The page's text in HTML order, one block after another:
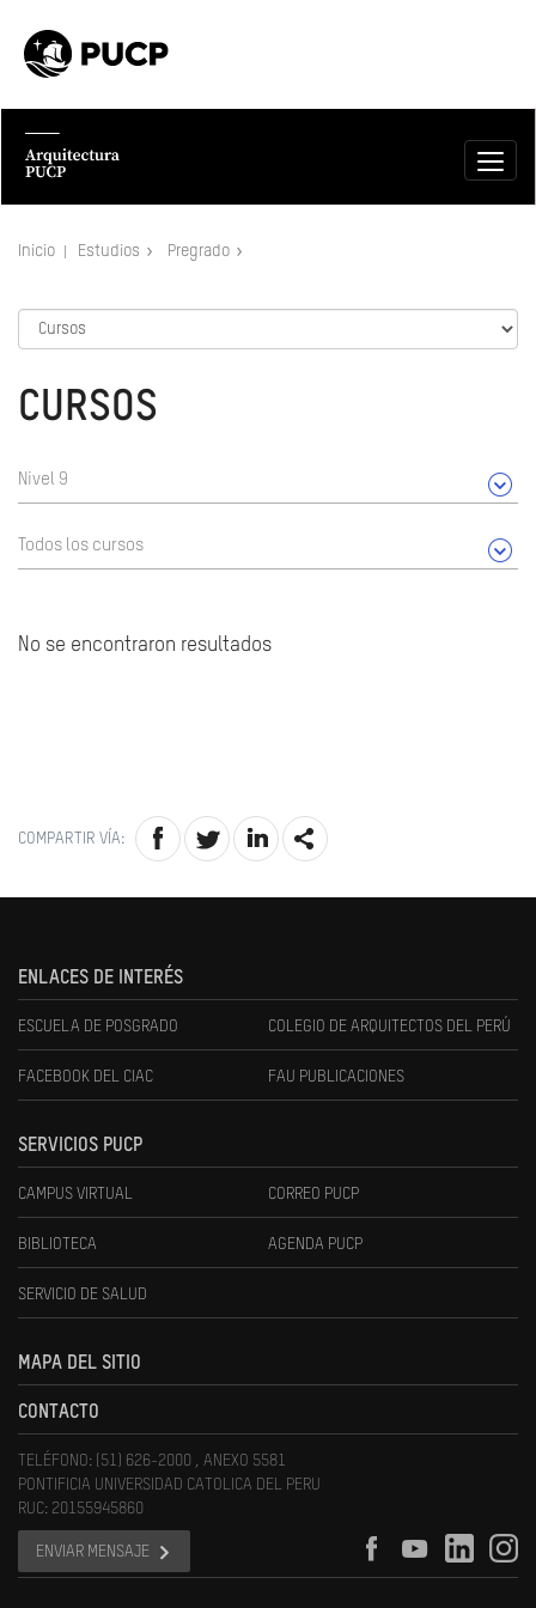
Inicio Estudios Pregrado
CURSOS
Nivel 9
Todos los cursos
No se encontraron resultados
COMPARTIR VÍA:
ENLACES DE INTERÉS
ESCUELA DE POSGRADO COLEGIO DE ARQUITECTOS DEL PERÚ
FACEBOOK DEL CIAC FAU PUBLICACIONES
SERVICIOS PUCP
CAMPUS VIRTUAL CORREO PUCP
BIBLIOTECA AGENDA PUCP
SERVICIO DE SALUD
MAPA DEL SITIO
CONTACTO
TELÉFONO: (51) 626-2000 , ANEXO 5581
PONTIFICIA UNIVERSIDAD CATOLICA DEL PERU
RUC: 20155945860
ENVIAR MENSAJE